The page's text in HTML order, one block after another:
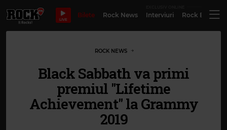
LIVE
Bilete Rock News Interviuri Rock
ROCK NEWS
Black Sabbath va primi
premiul "Lifetime
Achievement" la Grammy
2019